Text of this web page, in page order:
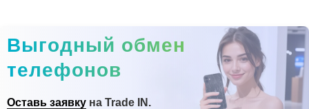
Выгодный обмен
телефонов
Оставь заявку на Trade IN.